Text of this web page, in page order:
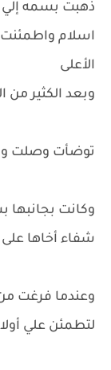
ذهبت بسمه إلي
اسلام واطمئنت
الأعلى
وبعد الكثير
توضأت وصلت
وكانت بجانبها
شفاء أخاها على
وعندما فرغت
لتطمئن علي